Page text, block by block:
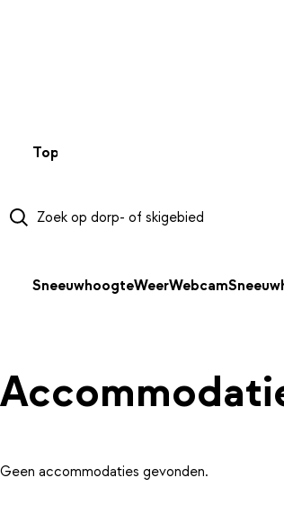
Top 50
SneeuwhoogteWeerWebcam
Geen accommodaties gevonden.